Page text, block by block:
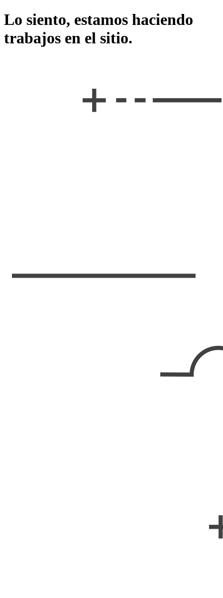
Lo siento, estamos haciendo
trabajos en el sitio.